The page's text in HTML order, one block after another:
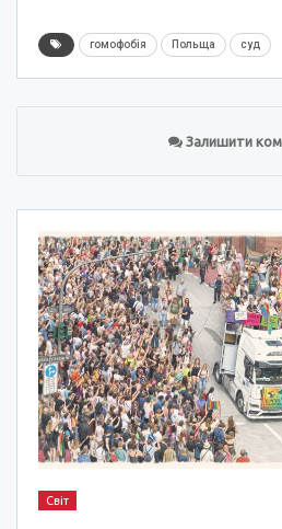
гомофобія Польща суд
Залишити
Світ